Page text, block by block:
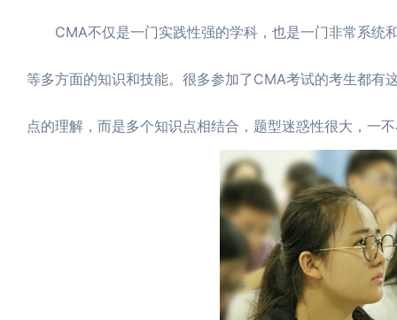
CMA不仅是一门实践性强的学科，也是一门非常系统
等多方面的知识和技能。很多参加了CMA考试的考生都有
点的理解，而是多个知识点相结合，题型迷惑性很大，一